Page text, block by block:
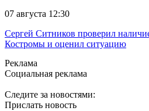
07 августа 12:30
Сергей Ситников проверил
Костромы и оценил ситуацию
Реклама
Социальная реклама
Следите за новостями:
Прислать новость